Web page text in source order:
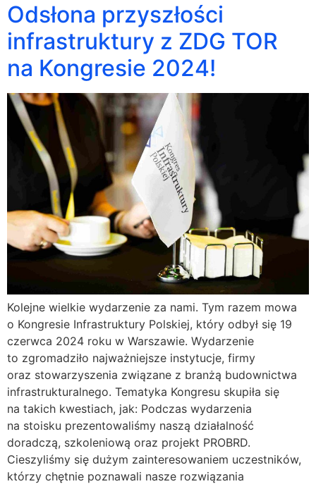
Odsłona przyszłości
infrastruktury z ZDG TOR
na Kongresie 2024!
Kolejne wielkie wydarzenie za nami. Tym razem mowa
o Kongresie Infrastruktury Polskiej, który odbył się 19
czerwca 2024 roku w Warszawie. Wydarzenie
to zgromadziło najważniejsze instytucje, firmy
oraz stowarzyszenia związane z branżą budownictwa
infrastrukturalnego. Tematyka Kongresu skupiła się
na takich kwestiach, jak: Podczas wydarzenia
na stoisku prezentowaliśmy naszą działalność
doradczą, szkoleniową oraz projekt PROBRD.
Cieszyliśmy się dużym zainteresowaniem uczestników,
którzy chętnie poznawali nasze rozwiązania